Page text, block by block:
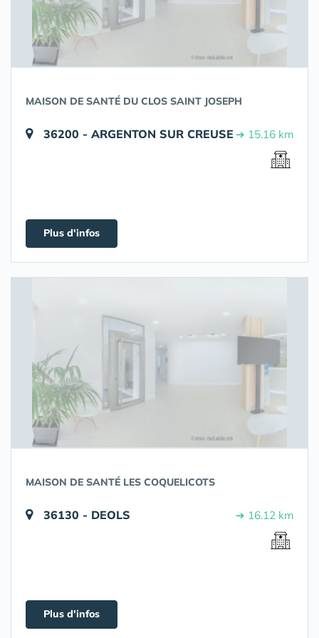
MAISON DE SANTÉ DU CLOS SAINT JOSEPH
36200 - ARGENTON SUR CREUSE ➔ 15.16 km
Plus d'infos
MAISON DE SANTÉ LES COQUELICOTS
36130 - DEOLS ➔ 16.12 km
Plus d'infos